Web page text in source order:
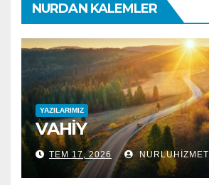
NURDAN KALEMLER
YAZILARIMIZ
VAHİY
TEM 17, 2026 NURLUHIZMET